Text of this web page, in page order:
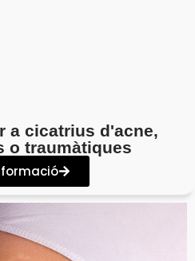
a cicatrius d'acne,
o traumàtiques